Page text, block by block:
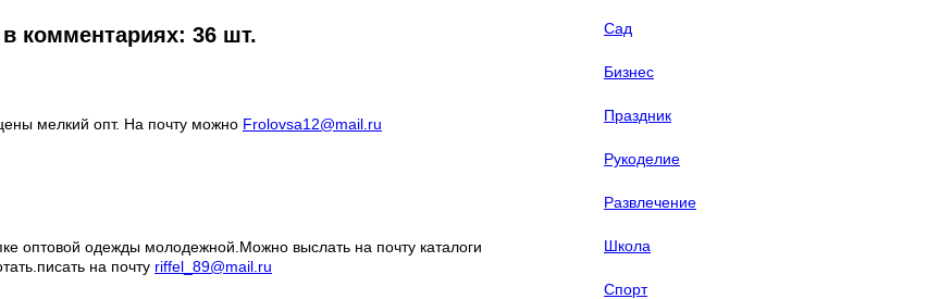
комментариях: 36 шт.
мелкий опт. На почту можно Frolovsa12@mail.ru
оптовой одежды молодежной.Можно выслать на почту каталоги
на почту riffel_89@mail.ru
Сад
Бизнес
Праздник
Рукоделие
Развлечение
Школа
Спорт